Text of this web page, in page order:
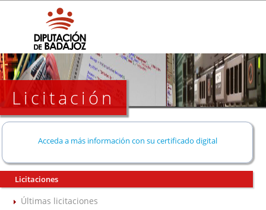
Licitación
Acceda a más información con su certificado digital
Licitaciones
Últimas licitaciones